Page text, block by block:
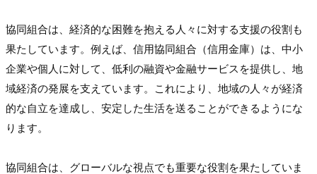
協同組合は、経済的な困難を抱える人々に対する支援の役割も
果たしています。例えば、信用協同組合（信用金庫）は、中小
企業や個人に対して、低利の融資や金融サービスを提供し、地
域経済の発展を支えています。これにより、地域の人々が経済
的な自立を達成し、安定した生活を送ることができるようにな
ります。
協同組合は、グローバルな視点でも重要な役割を果たしていま